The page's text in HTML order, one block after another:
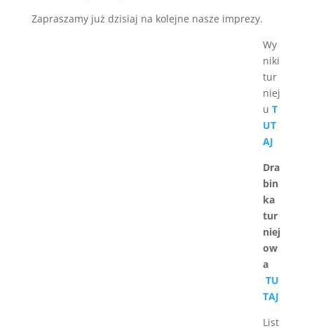
Zapraszamy już dzisiaj na kolejne nasze imprezy.
Wy
niki
tur
niej
u T
UT
AJ
Dra
bin
ka
tur
niej
ow
a
TU
TAJ
List